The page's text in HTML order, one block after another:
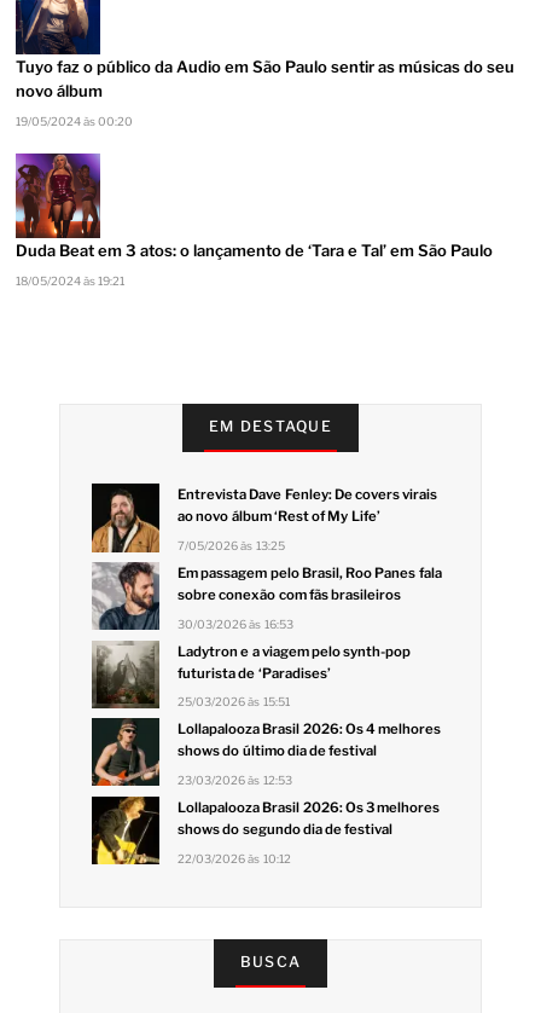
Tuyo faz o público da Audio em São Paulo sentir as músicas do seu
novo álbum
19/05/2024 às 00:20
Duda Beat em 3 atos: o lançamento de ‘Tara e Tal’ em São Paulo
18/05/2024 às 19:21
EM DESTAQUE
Entrevista Dave Fenley: De covers virais
ao novo álbum ‘Rest of My Life’
7/05/2026 às 13:25
Em passagem pelo Brasil, Roo Panes fala
sobre conexão com fãs brasileiros
30/03/2026 às 16:53
Ladytron e a viagem pelo synth-pop
futurista de ‘Paradises’
25/03/2026 às 15:51
Lollapalooza Brasil 2026: Os 4 melhores
shows do último dia de festival
23/03/2026 às 12:53
Lollapalooza Brasil 2026: Os 3 melhores
shows do segundo dia de festival
22/03/2026 às 10:12
BUSCA